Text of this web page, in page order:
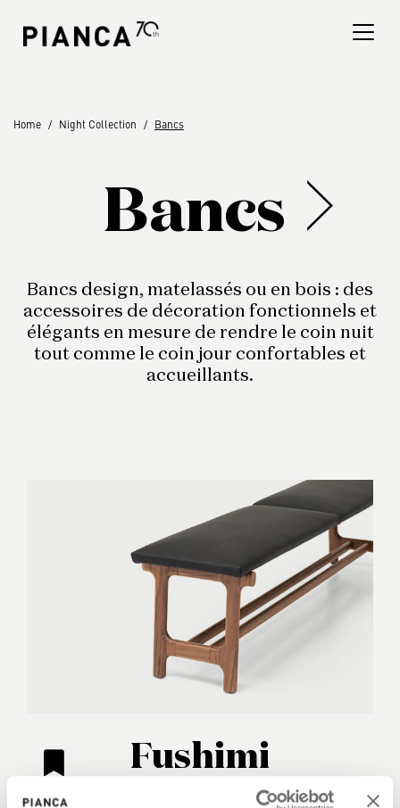
note:
anTrouver un magasin
Home Night Collection Bancs
Bancs
Bancs design, matelassés ou en bois : des
accessoires de décoration fonctionnels et
élégants en mesure de rendre le coin nuit
tout comme le coin jour confortables et
accueillants.
Fushimi